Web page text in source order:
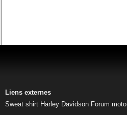
Liens externes
Sweat shirt Harley Davidson Forum moto